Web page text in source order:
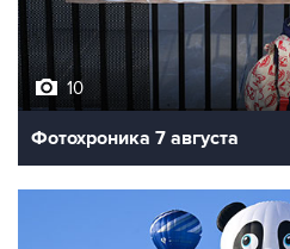
10
Фотохроника 7 августа